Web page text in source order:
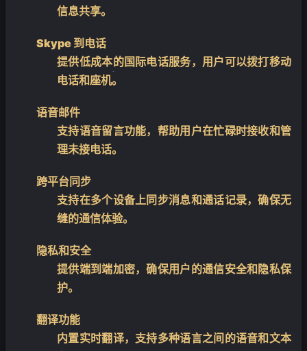
信息共享。
Skype 到电话
提供低成本的国际电话服务，用户可以拨打移动
电话和座机。
语音邮件
支持语音留言功能，帮助用户在忙碌时接收和管
理未接电话。
跨平台同步
支持在多个设备上同步消息和通话记录，确保无
缝的通信体验。
隐私和安全
提供端到端加密，确保用户的通信安全和隐私保
护。
翻译功能
内置实时翻译，支持多种语言之间的语音和文本